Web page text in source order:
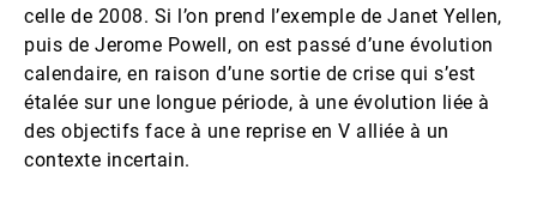
celle de 2008. Si l’on prend l’exemple de Janet Yellen,
puis de Jerome Powell, on est passé d’une évolution
calendaire, en raison d’une sortie de crise qui s’est
étalée sur une longue période, à une évolution liée à
des objectifs face à une reprise en V alliée à un
contexte incertain.